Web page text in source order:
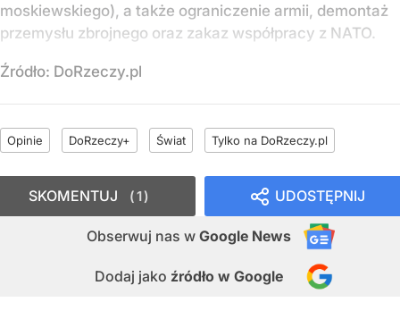
moskiewskiego), a także ograniczenie armii, demontaż
przemysłu zbrojnego oraz zakaz współpracy z NATO.
Źródło: DoRzeczy.pl
Opinie DoRzeczy+ Świat Tylko na DoRzeczy.pl
UDOSTĘPNIJ
Obserwuj nas w Google News
Dodaj jako źródło w Google
SKOMENTUJ 1